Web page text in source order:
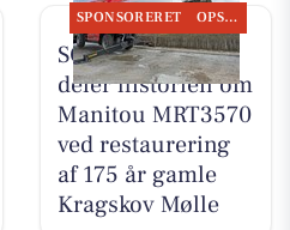
SPONSORERET OPSLAGSTAVLEN
SCANTRUCK A/S
deler historien om
Manitou MRT3570
ved restaurering
af 175 år gamle
Kragskov Mølle